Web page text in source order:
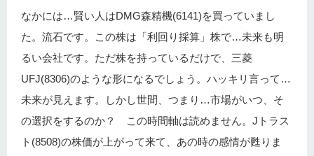
なかには…賢い人はDMG森精機(6141)を買っていまし
た。流石です。この株は「利回り採算」株で…未来も明
るい会社です。ただ株を持っているだけで、三菱
UFJ(8306)のような形になるでしょう。ハッキリ言って…
未来が見えます。しかし世間、つまり…市場がいつ、そ
の選択をするのか？ この時間軸は読めません。Jトラス
ト(8508)の株価が上がって来て、あの時の感情が甦りま